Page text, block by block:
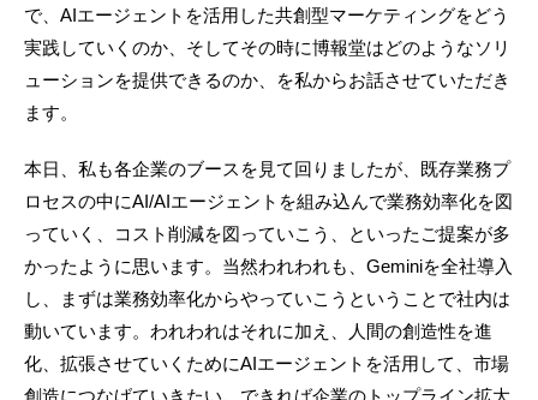
で、AIエージェントを活用した共創型マーケティングをどう
実践していくのか、そしてその時に博報堂はどのようなソリ
ューションを提供できるのか、を私からお話させていただき
ます。
本日、私も各企業のブースを見て回りましたが、既存業務プ
ロセスの中にAI/AIエージェントを組み込んで業務効率化を図
っていく、コスト削減を図っていこう、といったご提案が多
かったように思います。当然われわれも、Geminiを全社導入
し、まずは業務効率化からやっていこうということで社内は
動いています。われわれはそれに加え、人間の創造性を進
化、拡張させていくためにAIエージェントを活用して、市場